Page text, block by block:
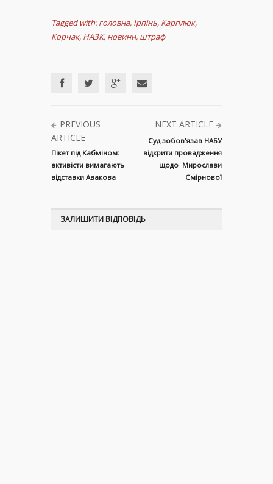
Tagged with: головна, Ірпінь, Карплюк,
Корчак, НАЗК, новини, штраф
PREVIOUS
ARTICLE
Пікет під Кабміном:
активісти вимагають
відставки Авакова
NEXT ARTICLE
Суд зобов'язав НАБУ
відкрити провадження
щодо Мирослави
Смірнової
ЗАЛИШИТИ ВІДПОВІДЬ